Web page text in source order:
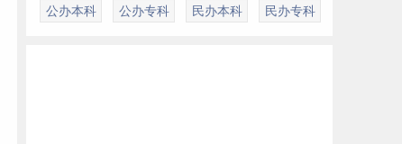
公办本科 公办专科 民办本科 民办专科